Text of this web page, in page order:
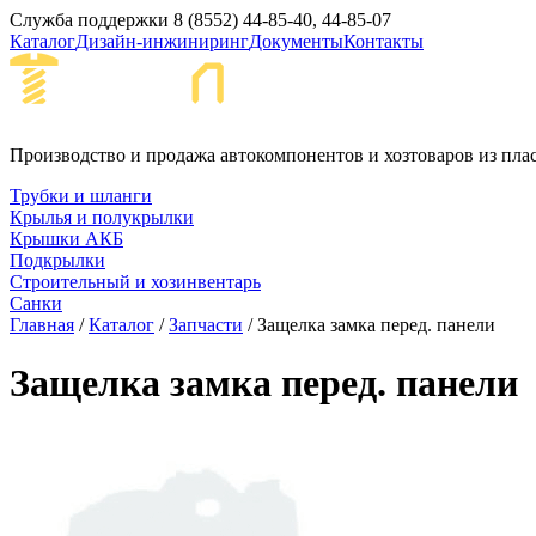
Служба поддержки 8 (8552) 44-85-40, 44-85-07
КаталогДизайн-инжинирингДокументыКонтакты
Производство и продажа автокомпонентов и хозтоваров из
Трубки и шланги
Крылья и полукрылки
Крышки АКБ
Подкрылки
Строительный и хозинвентарь
Санки
Главная /Каталог /Запчасти / Защелка замка перед. панели
Защелка замка перед. панели